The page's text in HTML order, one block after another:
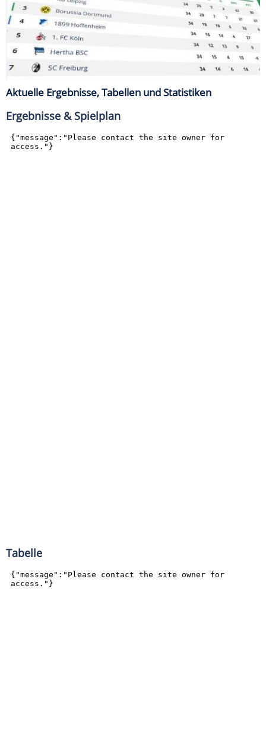
Aktuelle Ergebnisse, Tabellen und Statistiken
Ergebnisse & Spielplan
Tabelle